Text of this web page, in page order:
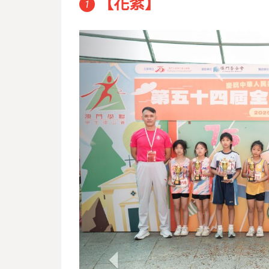
1 【花絮】
Previous